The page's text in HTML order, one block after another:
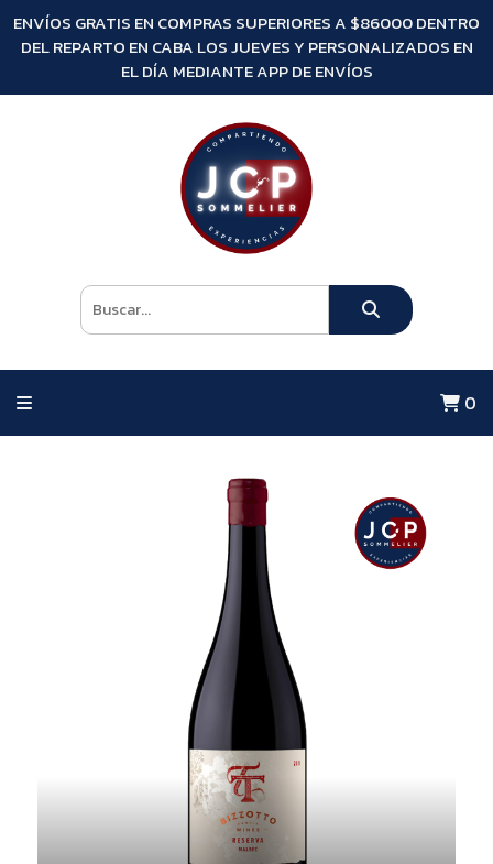
ENVÍOS GRATIS EN COMPRAS SUPERIORES A $86000 DENTRO
DEL REPARTO EN CABA LOS JUEVES Y PERSONALIZADOS EN
EL DÍA MEDIANTE APP DE ENVÍOS
0